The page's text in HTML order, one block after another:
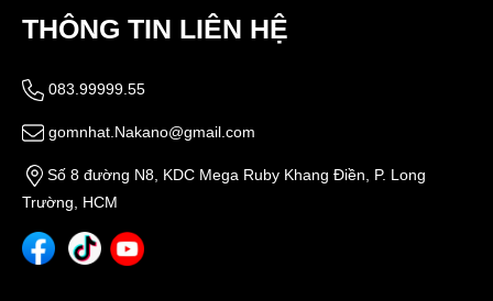
THÔNG TIN LIÊN HỆ
083.99999.55
gomnhat.Nakano@gmail.com
Số 8 đường N8, KDC Mega Ruby Khang Điền, P. Long
Trường, HCM